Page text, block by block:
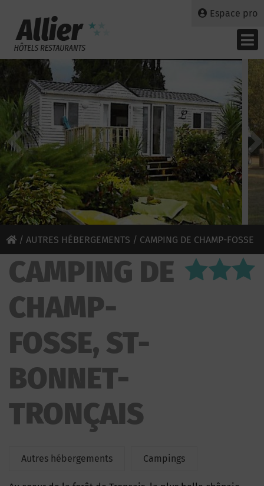
Espace pro
/ AUTRES HÉBERGEMENTS / CAMPING DE CHAMP-FOSSE
CAMPING DE
CHAMP-
FOSSE, ST-
BONNET-
TRONÇAIS
Autres hébergements Campings